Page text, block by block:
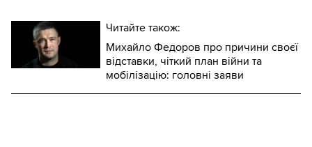
Читайте також:
Михайло Федоров про причини своєї
відставки, чіткий план війни та
мобілізацію: головні заяви